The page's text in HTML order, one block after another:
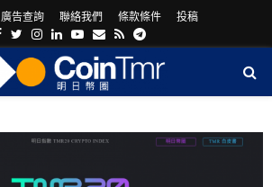
廣告查詢 聯絡我們 條款條件 投稿
Facebook
Twitter
Instagram
LinkedinYoutube
Email
RssTelegram